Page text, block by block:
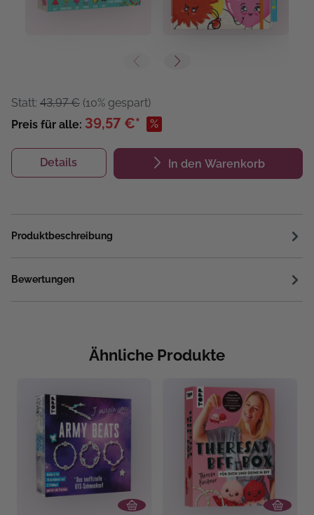
Statt: 43,97 € (10% gespart)
Preis für alle: 39,57 €* %
Details In den Warenkorb
Produktbeschreibung
Bewertungen
Ähnliche Produkte